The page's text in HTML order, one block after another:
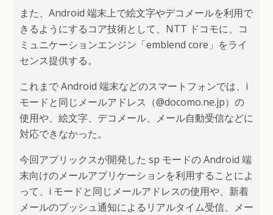
また、Android 端末上で絵文字やデコメールを利用で
きるようにするコア技術として、NTT ドコモに、コ
ミュニケーションエンジン「emblend core」をライ
センス提供する。
これまで Android 端末などのスマートフォンでは、i
モードと同じメールアドレス（@docomo.ne.jp）の
使用や、絵文字、デコメール、メール自動受信などに
対応できなかった。
今回アプリックスが開発した sp モードの Android 端
末向けのメールアプリケーションを利用することによ
って、i モードと同じメールアドレスの使用や、新着
メールのプッシュ通知によるリアルタイム受信、メー